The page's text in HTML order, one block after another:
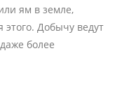
ям в земле,
Добычу ведут
более